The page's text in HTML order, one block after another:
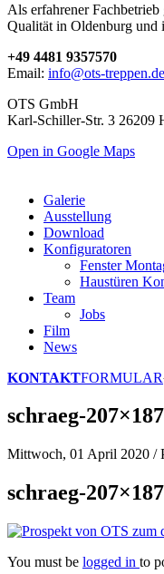
Als erfahrener
Qualität in Oldenburg und
+49 4481 9357570
Email: info@ots-treppen.de
OTS GmbH
Karl-Schiller-Str. 3 26209
Open in Google Maps
Galerie
Ausstellung
Download
Konfiguratoren
Fenster
Haustüren
Team
Jobs
Film
News
KONTAKTFORMULAR
schraeg-207×187
Mittwoch, 01 April 2020 /
schraeg-207×187
You must be logged in to